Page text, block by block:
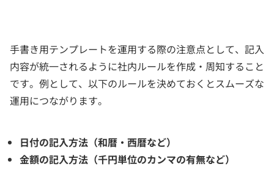
手書き用テンプレートを運用する際の注意点として、記入
内容が統一されるように社内ルールを作成・周知すること
です。例として、以下のルールを決めておくとスムーズな
運用につながります。
日付の記入方法（和暦・西暦など）
金額の記入方法（千円単位のカンマの有無など）